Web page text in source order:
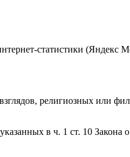
статистики (Яндекс
религиозных или
в ч. 1 ст. 10 Закона